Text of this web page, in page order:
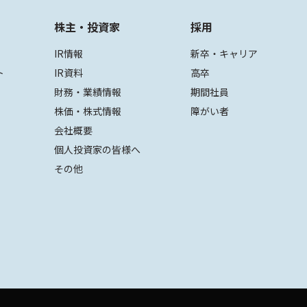
株主・投資家
IR情報
IR資料
財務・業績情報
株価・株式情報
会社概要
個人投資家の皆様へ
その他
採用
新卒・キャリア
高卒
期間社員
障がい者